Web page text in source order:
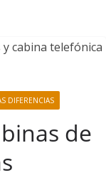
DIFERENCIAS
de